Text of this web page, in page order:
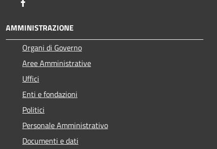
AMMINISTRAZIONE
Organi di Governo
Aree Amministrative
Uffici
Enti e fondazioni
Politici
Personale Amministrativo
Documenti e dati